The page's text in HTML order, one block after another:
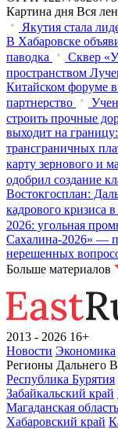
Картина дня Вся
Якутия стала
В Хабаровске
паводка
Сквер
пространством
Китайском форуме в
партнерство
строить прочные
выходит на
трансграничных
карту зернового и
одобрил создание
Востокгосплан:
кадрового кризиса
2026: угольная
Сахалина-2026» —
нерешенных
Больше материалов
2013 - 2026 16+
Новости Экономика
Регионы Дальнего
Республика Бурятия
Забайкальский край
Магаданская область
Хабаровский край